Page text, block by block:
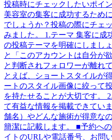
投稿時にチェックしたいポイ
美容室の集客に成功するため
でしょうか？投稿の際にチェ
みました。 1.テーマ 集客に成
の投稿テーマを明確にしまし
と「このアカウントは自分が
と判断されフォロワーが離れ
とえば、ショートスタイルが
ートのスタイル画像に絞って
を持たせることが大切です。
て有益な情報を掲載できてい
舗名）やどんな施術が得意な
簡潔に記載します。 ■予約へ
イトのURLや電話番号、お問